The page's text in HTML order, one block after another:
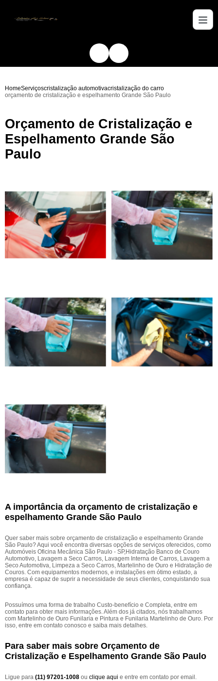
HomeServiçoscristalização automotivacristalização do carro
orçamento de cristalização e espelhamento Grande São Paulo
Orçamento de Cristalização e
Espelhamento Grande São
Paulo
A importância da orçamento de cristalização e
espelhamento Grande São Paulo
Quer saber mais sobre orçamento de cristalização e espelhamento Grande
São Paulo? Aqui você encontra diversas opções de serviços oferecidos, como
Automóveis Oficina Mecânica São Paulo - SP,Hidratação Banco de Couro
Automotivo, Lavagem a Seco Carros, Lavagem Interna de Carros, Lavagem a
Seco Automotiva, Limpeza a Seco Carros, Martelinho de Ouro e Hidratação de
Couros. Com equipamentos modernos, e instalações em ótimo estado, a
empresa é capaz de suprir a necessidade de seus clientes, conquistando sua
confiança.
Possuímos uma forma de trabalho Custo-benefício e Completa, entre em
contato para obter mais informações. Além dos já citados, nós trabalhamos
com Martelinho de Ouro Funilaria e Pintura e Funilaria Martelinho de Ouro. Por
isso, entre em contato conosco e saiba mais detalhes.
Para saber mais sobre Orçamento de
Cristalização e Espelhamento Grande São Paulo
Ligue para (11) 97201-1008 ou clique aqui e entre em contato por email.